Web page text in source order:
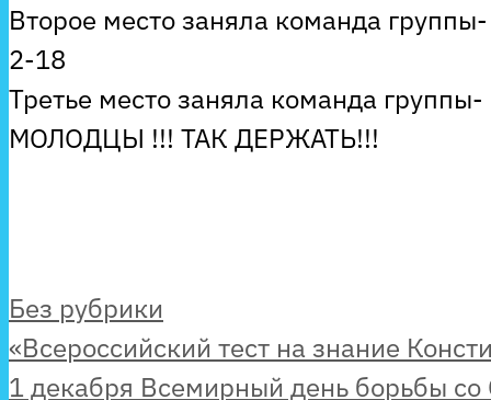
Второе место заняла команда
2-18
Третье место заняла команда
МОЛОДЦЫ !!! ТАК ДЕРЖАТЬ!!!
Рубрики
Без рубрики
«Всероссийский тест на знание
1 декабря Всемирный день борьбы